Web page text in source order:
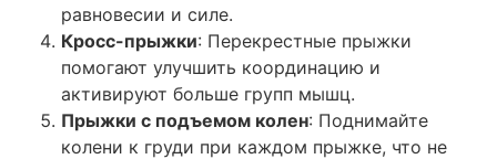
равновесии и силе.
Кросс-прыжки: Перекрестные прыжки
помогают улучшить координацию и
активируют больше групп мышц.
Прыжки с подъемом колен: Поднимайте
колени к груди при каждом прыжке, что не